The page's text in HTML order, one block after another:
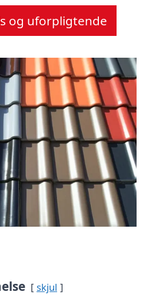
og uforpligtende
skjul